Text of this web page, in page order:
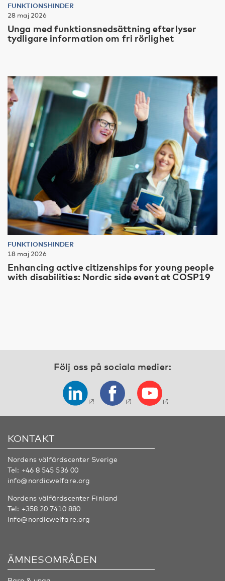
FUNKTIONSHINDER
28 maj 2026
Unga med funktionsnedsättning efterlyser
tydligare information om fri rörlighet
FUNKTIONSHINDER
18 maj 2026
Enhancing active citizenships for young people
with disabilities: Nordic side event at COSP19
Följ oss på sociala medier:
KONTAKT
Nordens välfärdscenter Sverige
Tel: +46 8 545 536 00
info@nordicwelfare.org
Nordens välfärdscenter Finland
Tel: +358 20 7410 880
info@nordicwelfare.org
ÄMNESOMRÅDEN